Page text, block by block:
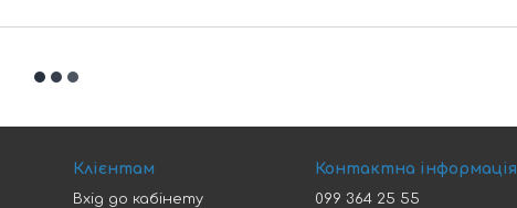
Клієнтам
Вхід до кабінету
Контактна інформація
099 364 25 55